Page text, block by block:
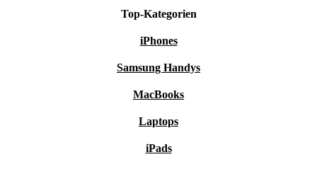
Technik, unterstütze eine nachhaltigere Welt und
profitiere von Garantie und Rückgaberecht – das alles
Top-Kategorien
iPhones
Samsung Handys
MacBooks
Laptops
iPads